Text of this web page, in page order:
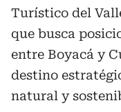
Turístico del
que busca
entre Boyacá y
destino
natural y